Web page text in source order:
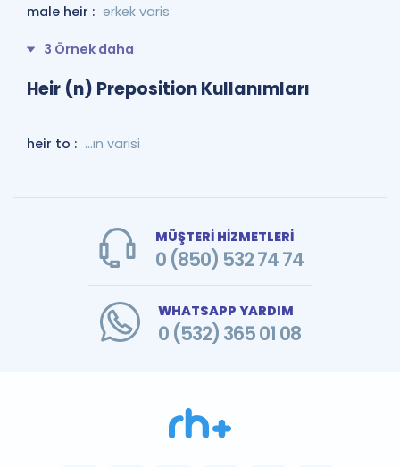
male heir : erkek varis
3 Örnek daha
Heir (n) Preposition Kullanımları
heir to : ...ın varisi
MÜŞTERİ HİZMETLERİ
0 (850) 532 74 74
WHATSAPP YARDIM
0 (532) 365 01 08